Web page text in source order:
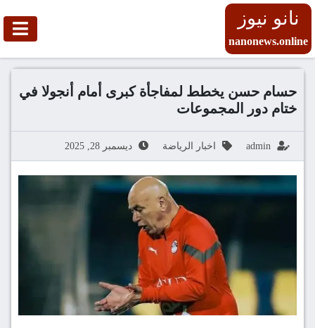
نانو نيوز
nanonews.online
حسام حسن يخطط لمفاجأة كبرى أمام أنجولا في
ختام دور المجموعات
admin اخبار الرياضة ديسمبر 28, 2025